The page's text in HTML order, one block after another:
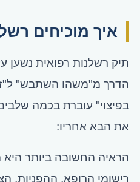
איך מוכיחים
תיק רשלנות רפואית נשען
הדרך מ"משהו השתבש"
בפיצוי" עוברת בכמה
את הבא אחריו:
הראיה החשובה ביותר
רישומי הרופא, ההפניות,